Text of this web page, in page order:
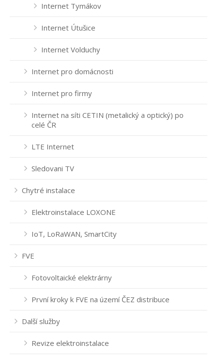
Internet Tymákov
Internet Útušice
Internet Volduchy
Internet pro domácnosti
Internet pro firmy
Internet na síti CETIN (metalický a optický) po
celé ČR
LTE Internet
Sledovani TV
Chytré instalace
Elektroinstalace LOXONE
IoT, LoRaWAN, SmartCity
FVE
Fotovoltaické elektrárny
První kroky k FVE na území ČEZ distribuce
Další služby
Revize elektroinstalace